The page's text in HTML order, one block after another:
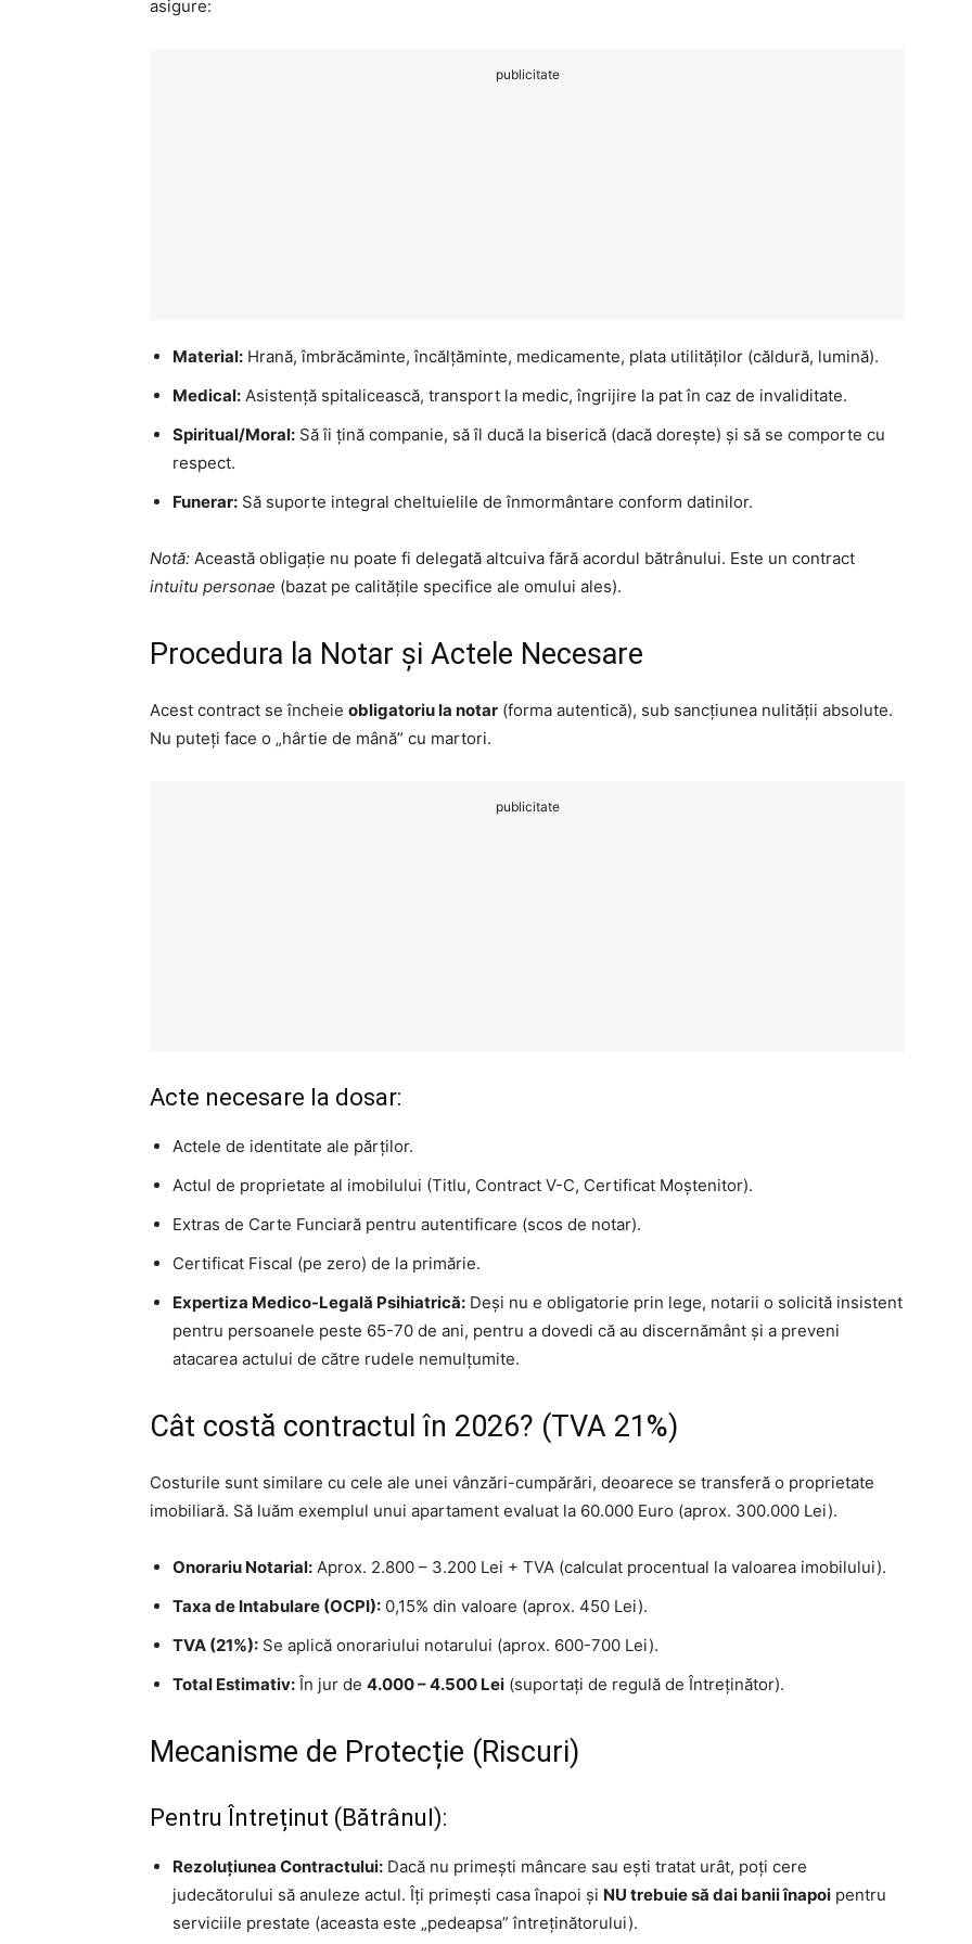
asigure:
publicitate
Material: Hrană, îmbrăcăminte, încălțăminte, medicamente, plata utilităților (căldură, lumină).
Medical: Asistență spitalicească, transport la medic, îngrijire la pat în caz de invaliditate.
Spiritual/Moral: Să îi țină companie, să îl ducă la biserică (dacă dorește) și să se comporte cu
respect.
Funerar: Să suporte integral cheltuielile de înmormântare conform datinilor.
Notă: Această obligație nu poate fi delegată altcuiva fără acordul bătrânului. Este un contract
intuitu personae (bazat pe calitățile specifice ale omului ales).
Procedura la Notar și Actele Necesare
Acest contract se încheie obligatoriu la notar (forma autentică), sub sancțiunea nulității absolute.
Nu puteți face o „hârtie de mână” cu martori.
publicitate
Acte necesare la dosar:
Actele de identitate ale părților.
Actul de proprietate al imobilului (Titlu, Contract V-C, Certificat Moștenitor).
Extras de Carte Funciară pentru autentificare (scos de notar).
Certificat Fiscal (pe zero) de la primărie.
Expertiza Medico-Legală Psihiatrică: Deși nu e obligatorie prin lege, notarii o solicită insistent
pentru persoanele peste 65-70 de ani, pentru a dovedi că au discernământ și a preveni
atacarea actului de către rudele nemulțumite.
Cât costă contractul în 2026? (TVA 21%)
Costurile sunt similare cu cele ale unei vânzări-cumpărări, deoarece se transferă o proprietate
imobiliară. Să luăm exemplul unui apartament evaluat la 60.000 Euro (aprox. 300.000 Lei).
Onorariu Notarial: Aprox. 2.800 – 3.200 Lei + TVA (calculat procentual la valoarea imobilului).
Taxa de Intabulare (OCPI): 0,15% din valoare (aprox. 450 Lei).
TVA (21%): Se aplică onorariului notarului (aprox. 600-700 Lei).
Total Estimativ: În jur de 4.000 – 4.500 Lei (suportați de regulă de Întreținător).
Mecanisme de Protecție (Riscuri)
Pentru Întreținut (Bătrânul):
Rezoluțiunea Contractului: Dacă nu primești mâncare sau ești tratat urât, poți cere
judecătorului să anuleze actul. Îți primești casa înapoi și NU trebuie să dai banii înapoi pentru
serviciile prestate (aceasta este „pedeapsa” întreținătorului).